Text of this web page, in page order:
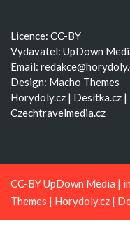
Licence: CC-BY
Vydavatel: UpDown
Email:
Design: Macho Themes
Horydoly.cz | Desítka.cz |
Czechtravelmedia.cz
CC-BY UpDown Media |
Themes | Horydoly.cz |